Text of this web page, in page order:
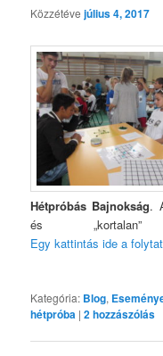
Közzétévejúlius 4, 2017
Hétpróbás Bajnokság.
és „kortalan”
Egy kattintás ide a
Kategória: Blog,
hétpróba |2hozzászólás